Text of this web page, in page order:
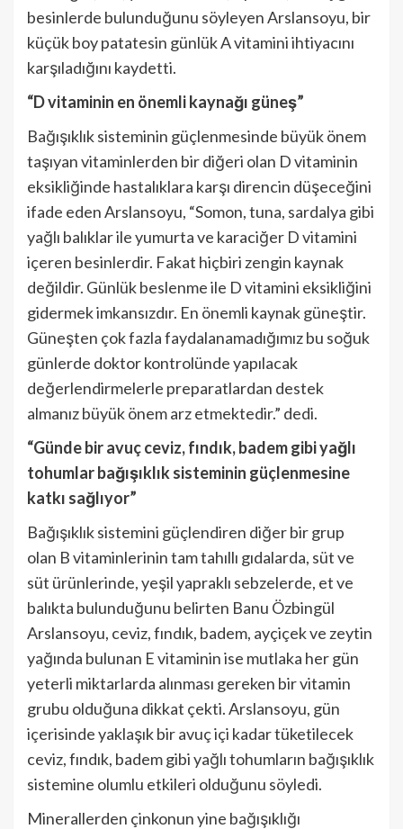
besinlerde bulunduğunu söyleyen Arslansoyu, bir
küçük boy patatesin günlük A vitamini ihtiyacını
karşıladığını kaydetti.
“D vitaminin en önemli kaynağı güneş”
Bağışıklık sisteminin güçlenmesinde büyük önem
taşıyan vitaminlerden bir diğeri olan D vitaminin
eksikliğinde hastalıklara karşı direncin düşeceğini
ifade eden Arslansoyu, “Somon, tuna, sardalya gibi
yağlı balıklar ile yumurta ve karaciğer D vitamini
içeren besinlerdir. Fakat hiçbiri zengin kaynak
değildir. Günlük beslenme ile D vitamini eksikliğini
gidermek imkansızdır. En önemli kaynak güneştir.
Güneşten çok fazla faydalanamadığımız bu soğuk
günlerde doktor kontrolünde yapılacak
değerlendirmelerle preparatlardan destek
almanız büyük önem arz etmektedir.” dedi.
“Günde bir avuç ceviz, fındık, badem gibi yağlı
tohumlar bağışıklık sisteminin güçlenmesine
katkı sağlıyor”
Bağışıklık sistemini güçlendiren diğer bir grup
olan B vitaminlerinin tam tahıllı gıdalarda, süt ve
süt ürünlerinde, yeşil yapraklı sebzelerde, et ve
balıkta bulunduğunu belirten Banu Özbingül
Arslansoyu, ceviz, fındık, badem, ayçiçek ve zeytin
yağında bulunan E vitaminin ise mutlaka her gün
yeterli miktarlarda alınması gereken bir vitamin
grubu olduğuna dikkat çekti. Arslansoyu, gün
içerisinde yaklaşık bir avuç içi kadar tüketilecek
ceviz, fındık, badem gibi yağlı tohumların bağışıklık
sistemine olumlu etkileri olduğunu söyledi.
Minerallerden çinkonun yine bağışıklığı